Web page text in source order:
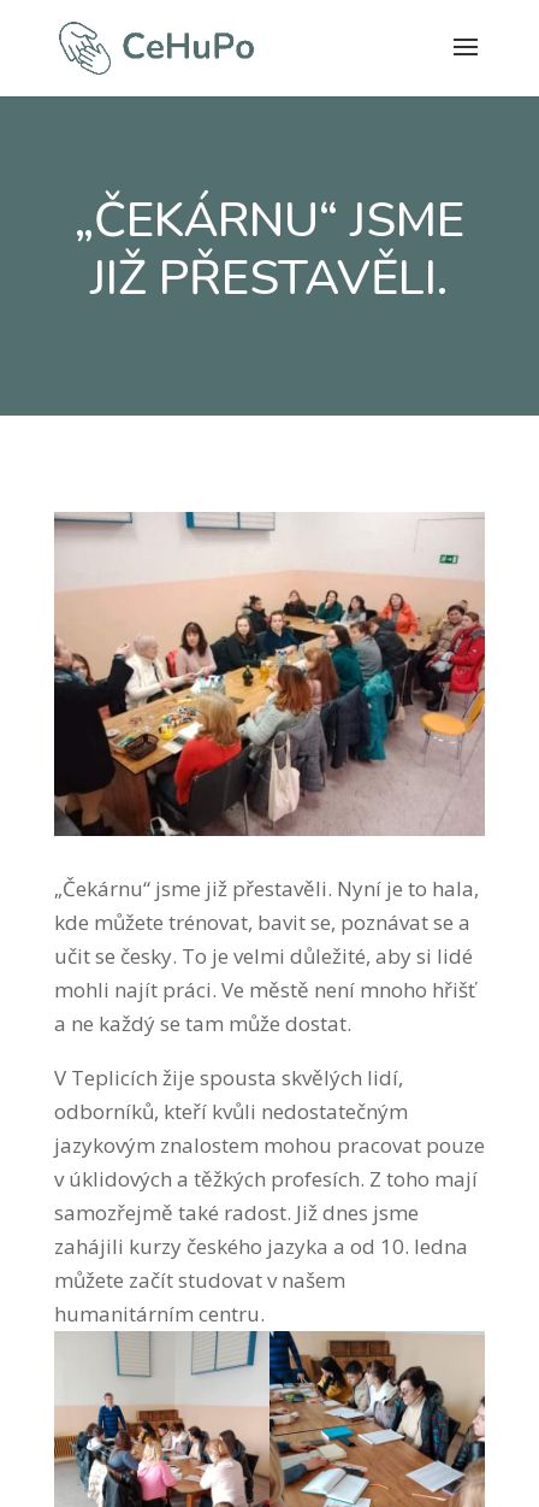
„ČEKÁRNU“ JSME
JIŽ PŘESTAVĚLI.
„Čekárnu“ jsme již přestavěli. Nyní je to hala,
kde můžete trénovat, bavit se, poznávat se a
učit se česky. To je velmi důležité, aby si lidé
mohli najít práci. Ve městě není mnoho hřišť
a ne každý se tam může dostat.
V Teplicích žije spousta skvělých lidí,
odborníků, kteří kvůli nedostatečným
jazykovým znalostem mohou pracovat pouze
v úklidových a těžkých profesích. Z toho mají
samozřejmě také radost. Již dnes jsme
zahájili kurzy českého jazyka a od 10. ledna
můžete začít studovat v našem
humanitárním centru.